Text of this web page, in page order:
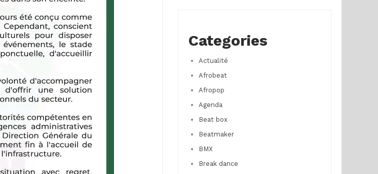
Categories
Actualité
Afrobeat
Afropop
Agenda
Beat box
Beatmaker
BMX
Break dance